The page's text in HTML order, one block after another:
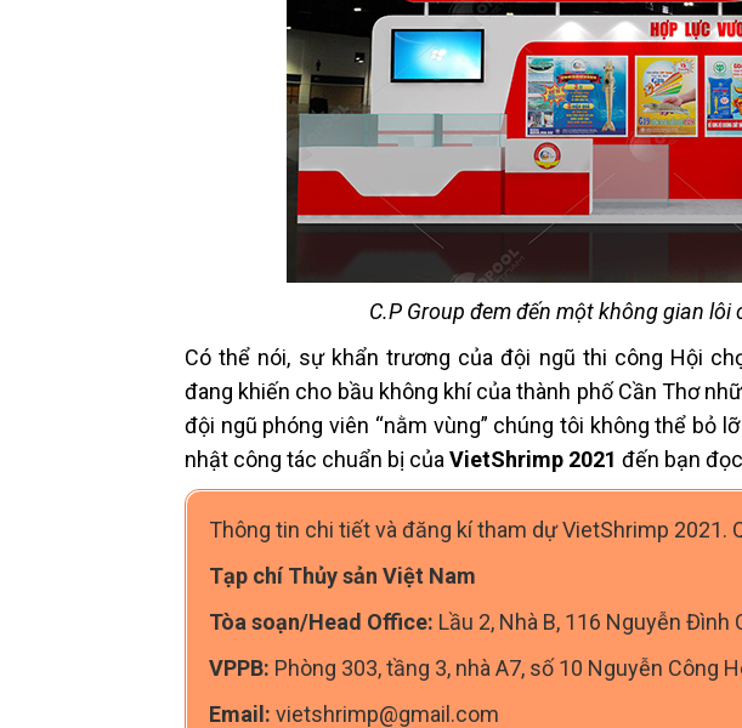
C.P Group đem đến một không gian
Có thể nói, sự khẩn trương của đội ngũ thi công Hội
đang khiến cho bầu không khí của thành phố Cần Thơ
đội ngũ phóng viên “nằm vùng” chúng tôi không thể bỏ
nhật công tác chuẩn bị của VietShrimp 2021 đến bạn
Thông tin chi tiết và đăng kí tham dự VietShrimp 2021.
Tạp chí Thủy sản Việt Nam
Tòa soạn/Head Office: Lầu 2, Nhà B, 116 Nguyễn Đình
VPPB: Phòng 303, tầng 3, nhà A7, số 10 Nguyễn Công
Email: vietshrimp@gmail.com